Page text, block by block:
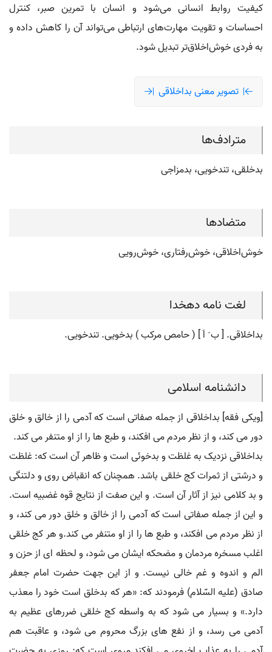
کیفیت روابط انسانی می‌شود و انسان با تمرین صبر، کنترل
احساسات و تقویت مهارت‌های ارتباطی می‌تواند آن را کاهش داده و
به فردی خوش‌اخلاق‌تر تبدیل شود.
تصویر معنی بداخلاقی
مترادف‌ها
بدخلقی، تندخویی، بدمزاجی
متضادها
خوش‌اخلاقی، خوش‌رفتاری، خوش‌رویی
لغت نامه دهخدا
بداخلاقی. [ ب َ اَ ] ( حامص مرکب ) بدخویی. تندخویی.
دانشنامه اسلامی
[ویکی فقه] بداخلاقی از جمله صفاتی است که آدمی را از خالق و خلق
دور می کند، و از نظر مردم می افکند، و طبع ها را از او متنفر می کند.
بداخلاقی نزدیک به غلظت و بدخوئی است و ظاهر آن است که: غلظت
و درشتی از ثمرات کج خلقی باشد. همچنان که انقباض روی و دلتنگی
و بد کلامی نیز از آثار آن است. و این صفت از نتایج قوه غضبیه است.
و این از جمله صفاتی است که آدمی را از خالق و خلق دور می کند، و
از نظر مردم می افکند، و طبع ها را از او متنفر می کند.و هر کج خلقی
اغلب مسخره مردمان و مضحکه ایشان می شود، و لحظه ای از حزن و
الم و اندوه و غم خالی نیست. و از این جهت حضرت امام جعفر
صادق (علیه السّلام) فرمودند که: «هر که بدخلق است خود را معذب
دارد.» و بسیار می شود که به واسطه کج خلقی ضررهای عظیم به
آدمی می رسد، و از نفع های بزرگ محروم می شود، و عاقبت هم